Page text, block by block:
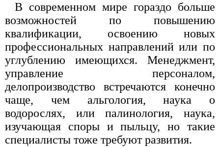
В современном мире гораздо больше
возможностей по повышению
квалификации, освоению новых
профессиональных направлений или по
углублению имеющихся. Менеджмент,
управление персоналом,
делопроизводство встречаются конечно
чаще, чем альгология, наука о
водорослях, или палинология, наука,
изучающая споры и пыльцу, но такие
специалисты тоже требуют развития.